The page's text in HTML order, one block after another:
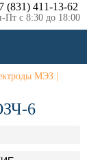
(831) 411-13-62
Пт с 8:30 до 18:00
МЭЗ |
6